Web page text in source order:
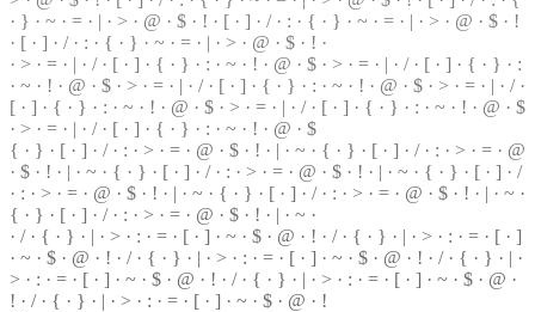
· } · ~ · = · | · > · @ · $ · ! · [ · ] · / · : · { · } · ~ · = · | · > · @ · $ · !
· [ · ] · / · : · { · } · ~ · = · | · > · @ · $ · ! ·
· > · = · | · / · [ · ] · { · } · : · ~ · ! · @ · $ · > · = · | · / · [ · ] · { · } · :
· ~ · ! · @ · $ · > · = · | · / · [ · ] · { · } · : · ~ · ! · @ · $ · > · = · | · / ·
[ · ] · { · } · : · ~ · ! · @ · $ · > · = · | · / · [ · ] · { · } · : · ~ · ! · @ · $
· > · = · | · / · [ · ] · { · } · : · ~ · ! · @ · $
{ · } · [ · ] · / · : · > · = · @ · $ · ! · | · ~ · { · } · [ · ] · / · : · > · = · @
· $ · ! · | · ~ · { · } · [ · ] · / · : · > · = · @ · $ · ! · | · ~ · { · } · [ · ] · /
· : · > · = · @ · $ · ! · | · ~ · { · } · [ · ] · /· : · > · = · @ · $ · ! · | · ~ ·
{ · } · [ · ] · / · : · > · = · @ · $ · ! · | · ~ ·
· / · { · } · | · > · : · = · [ · ] · ~ · $ · @ · ! · / · { · } · | · > · : · = · [ · ]
· ~ · $ · @ · ! · / · { · } · | · > · : · = · [ · ] · ~ · $ · @ · ! · /· { · } · | ·
> · : · = · [ · ] · ~ · $ · @ · ! · / · { · } · | · > · : · = · [ · ] · ~ · $ · @ ·
! · / · { · } · | · > · : · = · [ · ] · ~ · $ · @ · !